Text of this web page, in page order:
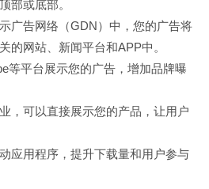
部或底部。
广告网络（GDN）中，您的广告将
的网站、新闻平台和APP中。
等平台展示您的广告，增加品牌曝
，可以直接展示您的产品，让用户
应用程序，提升下载量和用户参与